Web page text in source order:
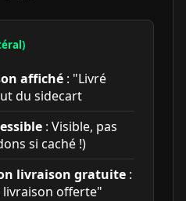
affiché : "Livré
du sidecart
: Visible, pas
si caché !)
livraison gratuite :
livraison offerte"